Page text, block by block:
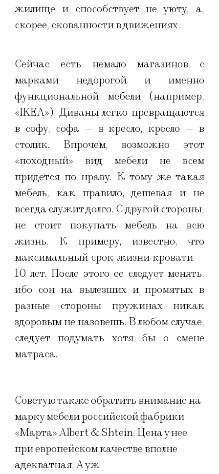
жилище и способствует не уюту, а,
скорее, скованности в движениях.
Сейчас есть немало магазинов с
марками недорогой и именно
функциональной мебели (например,
«IKEA»). Диваны легко превращаются
в софу, софа — в кресло, кресло — в
столик. Впрочем, возможно этот
«походный» вид мебели не всем
придется по нраву. К тому же такая
мебель, как правило, дешевая и не
всегда служит долго. С другой стороны,
не стоит покупать мебель на всю
жизнь. К примеру, известно, что
максимальный срок жизни кровати —
10 лет. После этого ее следует менять,
ибо сон на вылезших и промятых в
разные стороны пружинах никак
здоровым не назовешь. В любом случае,
следует подумать хотя бы о смене
матраса.
Советую также обратить внимание на
марку мебели российской фабрики
«Марта» Albert & Shtein. Цена у нее
при европейском качестве вполне
адекватная. А уж